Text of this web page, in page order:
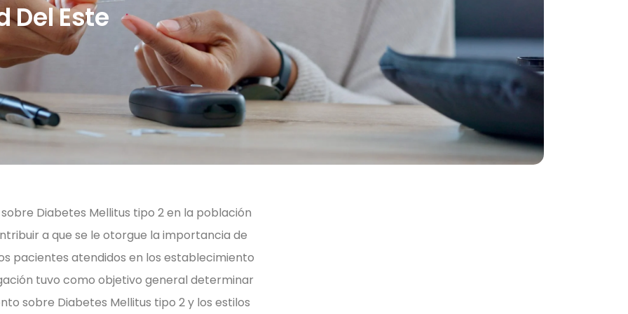
Del Este
Diabetes Mellitus tipo 2 en la población
a que se le otorgue la importancia de
pacientes atendidos en los establecimiento
tuvo como objetivo general determinar
sobre Diabetes Mellitus tipo 2 y los estilos